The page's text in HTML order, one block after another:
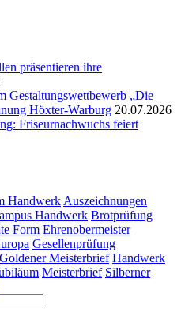
präsentieren ihre
Gestaltungswettbewerb „Die
Höxter-Warburg 20.07.2026
Friseurnachwuchs feiert
Handwerk Auszeichnungen
Handwerk Brotprüfung
Form Ehrenobermeister
Gesellenprüfung
Goldener Meisterbrief Handwerk
Meisterbrief Silberner